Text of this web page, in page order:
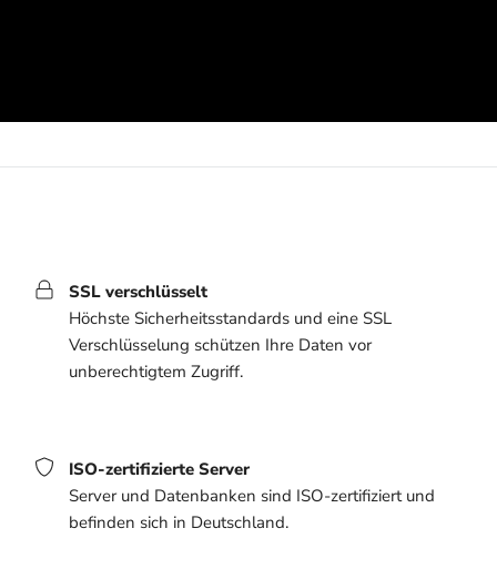
SSL verschlüsselt
Höchste Sicherheitsstandards und eine SSL
Verschlüsselung schützen Ihre Daten vor
unberechtigtem Zugriff.
ISO-zertifizierte Server
Server und Datenbanken sind ISO-zertifiziert und
befinden sich in Deutschland.